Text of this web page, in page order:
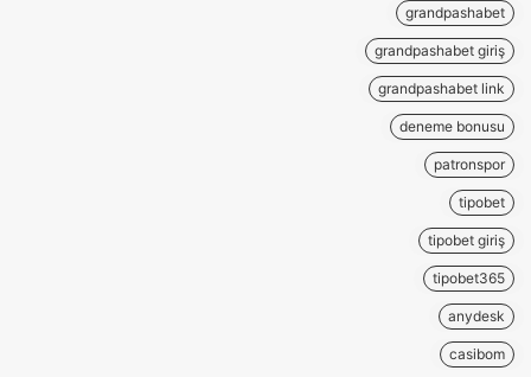
grandpashabet
grandpashabet giriş
grandpashabet link
deneme bonusu
patronspor
tipobet
tipobet giriş
tipobet365
anydesk
casibom